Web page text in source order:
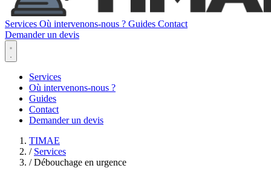
Services Où intervenons-nous ? Guides Contact
Demander un devis
Services
Où intervenons-nous ?
Guides
Contact
Demander un devis
TIMAE
/ Services
/ Débouchage en urgence